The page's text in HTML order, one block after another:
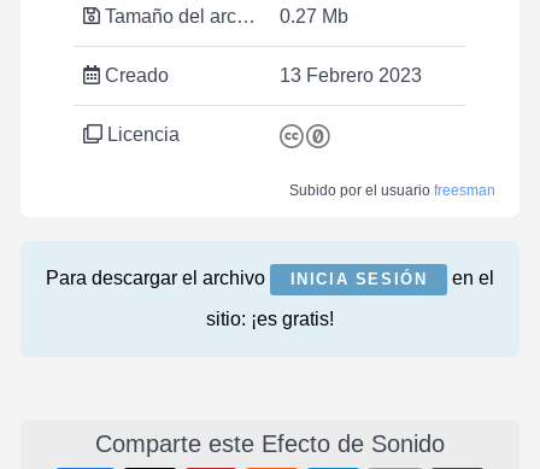
Tamaño del archivo 0.27 Mb
Creado 13 Febrero 2023
Licencia
Subido por el usuario freesman
Para descargar el archivo INICIA SESIÓN
en el
sitio: ¡es gratis!
Comparte este Efecto de Sonido